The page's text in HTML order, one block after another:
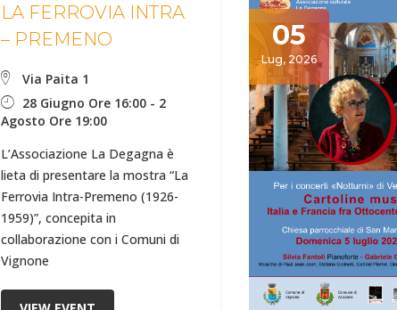
LA FERROVIA INTRA
– PREMENO
Via Paita 1
28 Giugno Ore 16:00- 2
Agosto Ore 19:00
L’Associazione La Degagna è
lieta di presentare la mostra “La
Ferrovia Intra-Premeno (1926-
1959)”, concepita in
collaborazione con i Comuni di
Vignone
05
Lug, 2026